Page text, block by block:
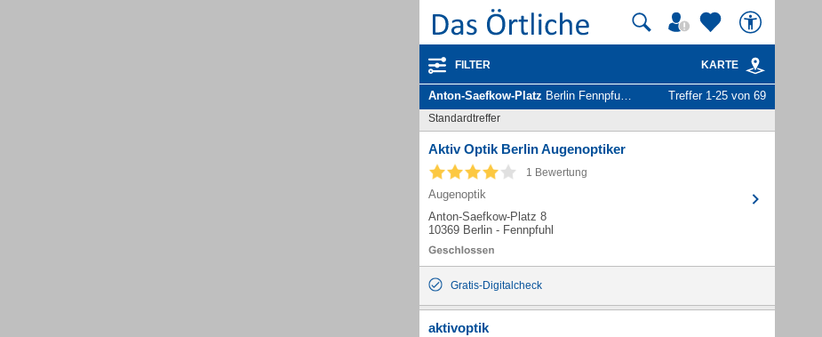
FILTER KARTE
Anton-Saefkow-Platz Berlin Fennpfuhl - Unternehmen und Personen Treffer 1-25 von 69
Standardtreffer
Aktiv Optik Berlin Augenoptiker
1 Bewertung
Augenoptik
Anton-Saefkow-Platz 8
10369 Berlin - Fennpfuhl
Gratis-Digitalcheck
aktivoptik